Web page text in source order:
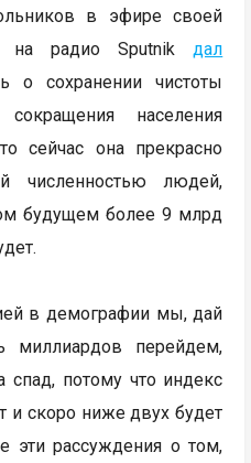
в эфире своей
на радио Sputnikдал
о сохранении чистоты
населения
сейчас она прекрасно
численностью людей,
будущем более 9 млрд
в демографии мы, дай
миллиардов перейдем,
потому что индекс
и скоро ниже двух будет
эти рассуждения о том,